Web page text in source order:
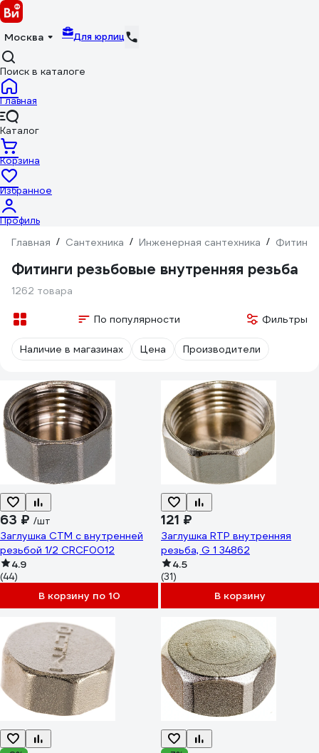
Москва Для юрлиц
Поиск в каталоге
Главная
Каталог
Корзина
Избранное
Профиль
Главная / Сантехника / Инженерная сантехника / Фитинги
Фитинги резьбовые внутренняя резьба
1262 товара
По популярности Фильтры
Наличие в магазинах Цена Производители
63 ₽ /шт
Заглушка СТМ с внутренней
резьбой 1/2 CRCF0012
4.9
(44)
В корзину по 10
121 ₽
Заглушка RTP внутренняя
резьба, G 1 34862
4.5
(31)
В корзину